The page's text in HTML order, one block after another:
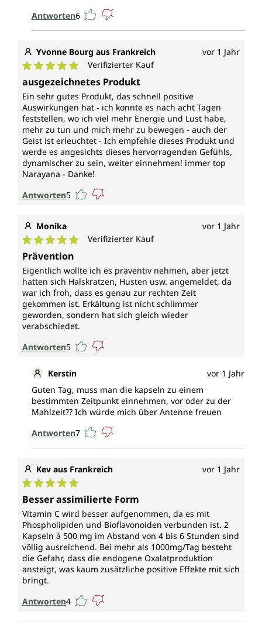
Antworten6
Yvonne Bourg aus Frankreich vor 1 Jahr
Durchschnittliche Bewertung von 5 von 5 Sternen
Verifizierter Kauf
ausgezeichnetes Produkt
Ein sehr gutes Produkt, das schnell positive
Auswirkungen hat - ich konnte es nach acht Tagen
feststellen, wo ich viel mehr Energie und Lust habe,
mehr zu tun und mich mehr zu bewegen - auch der
Geist ist erleuchtet - Ich empfehle dieses Produkt und
werde es angesichts dieses hervorragenden Gefühls,
dynamischer zu sein, weiter einnehmen! immer top
Narayana - Danke!
Antworten5
Monika vor 1 Jahr
Durchschnittliche Bewertung von 5 von 5 Sternen
Verifizierter Kauf
Prävention
Eigentlich wollte ich es präventiv nehmen, aber jetzt
hatten sich Halskratzen, Husten usw. angemeldet, da
war ich froh, dass es genau zur rechten Zeit
gekommen ist. Erkältung ist nicht schlimmer
geworden, sondern hat sich gleich wieder
verabschiedet.
Antworten5
Kerstin
vor 1 Jahr
Guten Tag, muss man die kapseln zu einem
bestimmten Zeitpunkt einnehmen, vor oder zu der
Mahlzeit?? Ich würde mich über Antenne freuen
Antworten7
Kev aus Frankreich vor 1 Jahr
Durchschnittliche Bewertung von 5 von 5 Sternen
Besser assimilierte Form
Vitamin C wird besser aufgenommen, da es mit
Phospholipiden und Bioflavonoiden verbunden ist. 2
Kapseln à 500 mg im Abstand von 4 bis 6 Stunden sind
völlig ausreichend. Bei mehr als 1000mg/Tag besteht
die Gefahr, dass die endogene Oxalatproduktion
ansteigt, was kaum zusätzliche positive Effekte mit sich
bringt.
Antworten4